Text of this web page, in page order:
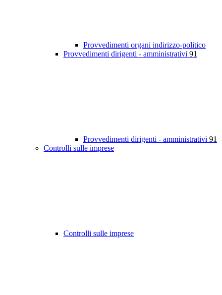
Provvedimenti organi indirizzo-politico
Provvedimenti dirigenti - amministrativi 91
Provvedimenti dirigenti - amministrativi 91
Controlli sulle imprese
Controlli sulle imprese